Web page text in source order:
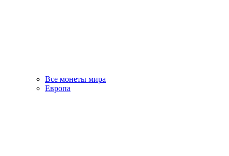
Все монеты мира
Европа